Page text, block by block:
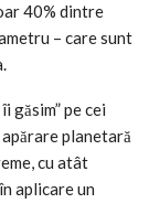
40% dintre
– care sunt
găsim” pe cei
planetară
cu atât
aplicare un